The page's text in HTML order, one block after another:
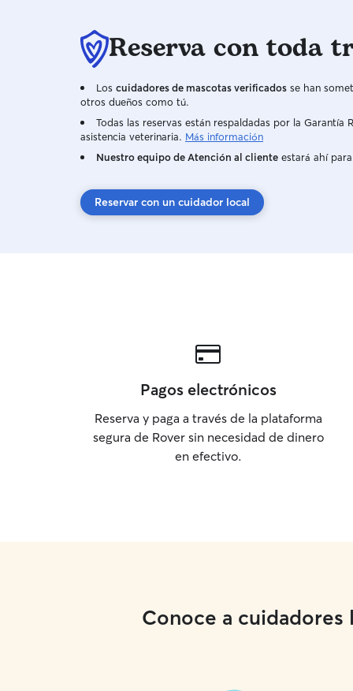
Reserva con toda
Los cuidadores de mascotas verificados se han
otros dueños como tú.
Todas las reservas están respaldadas por la
asistencia veterinaria. Más información
Nuestro equipo de Atención al cliente estará ahí
Reservar con un cuidador local
Pagos electrónicos
Reserva y paga a través de la plataforma
segura de Rover sin necesidad de dinero
en efectivo.
Conoce a cuidadores